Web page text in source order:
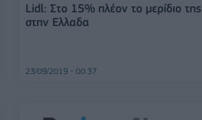
Lidl: Στο 15% πλέον το μερίδιο της
στην Ελλαδα
23/09/2019 - 00:37